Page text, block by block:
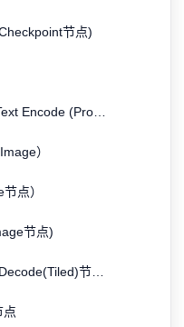
节点)
）
点）
节点)
点